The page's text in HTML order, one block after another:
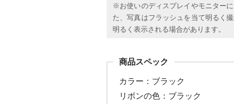
※お使いのディスプレイやモニター
た、写真はフラッシュを当て明るく
明るく表示される場合があります。
商品スペック
カラー：ブラック
リボンの色：ブラック